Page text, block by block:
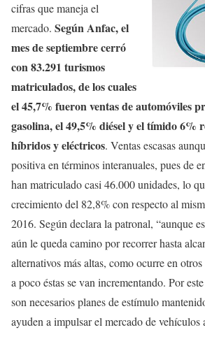
cifras que maneja el
mercado. Según Anfac, el
mes de septiembre cerró
con 83.291 turismos
matriculados, de los cuales
el 45,7% fueron ventas de automóviles
gasolina, el 49,5% diésel y el tímido 6%
híbridos y eléctricos. Ventas escasas
positiva en términos interanuales, pues de
han matriculado casi 46.000 unidades, lo
crecimiento del 82,8% con respecto al
2016. Según declara la patronal, “aunque
aún le queda camino por recorrer hasta
alternativos más altas, como ocurre en
a poco éstas se van incrementando. Por
son necesarios planes de estímulo
ayuden a impulsar el mercado de vehículos